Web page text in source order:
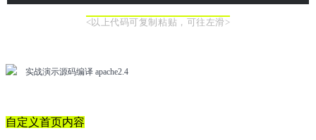
<以上代码可复制粘贴，可往左滑>
自定义首页内容